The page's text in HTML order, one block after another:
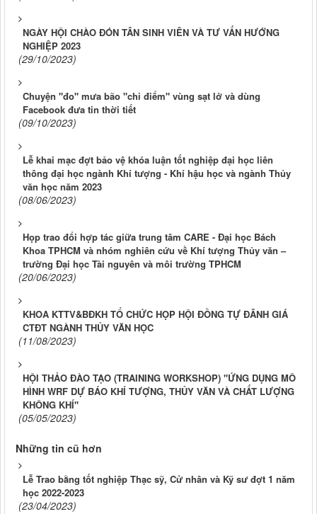
NGÀY HỘI CHÀO ĐÓN TÂN SINH VIÊN VÀ TƯ VẤN HƯỚNG
NGHIỆP 2023
(29/10/2023)
Chuyện "đo" mưa bão "chỉ điểm" vùng sạt lở và dùng
Facebook đưa tin thời tiết
(09/10/2023)
Lễ khai mạc đợt bảo vệ khóa luận tốt nghiệp đại học liên
thông đại học ngành Khí tượng - Khí hậu học và ngành Thủy
văn học năm 2023
(08/06/2023)
Họp trao đổi hợp tác giữa trung tâm CARE - Đại học Bách
Khoa TPHCM và nhóm nghiên cứu về Khí tượng Thủy văn –
trường Đại học Tài nguyên và môi trường TPHCM
(20/06/2023)
KHOA KTTV&BĐKH TỔ CHỨC HỌP HỘI ĐỒNG TỰ ĐÂNH GIÁ
CTĐT NGÀNH THỦY VĂN HỌC
(11/08/2023)
HỘI THẢO ĐÀO TẠO (TRAINING WORKSHOP) "ỨNG DỤNG MÔ
HÌNH WRF DỰ BÁO KHÍ TƯỢNG, THỦY VĂN VÀ CHẤT LƯỢNG
KHÔNG KHÍ"
(05/05/2023)
Những tin cũ hơn
Lễ Trao bằng tốt nghiệp Thạc sỹ, Cử nhân và Kỹ sư đợt 1 năm
học 2022-2023
(23/04/2023)